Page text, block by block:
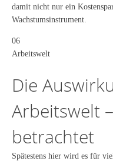
damit nicht nur ein
Wachstumsinstrument.
06
Arbeitswelt
Die
Arbeitswelt
betrachtet
Spätestens hier wird es für